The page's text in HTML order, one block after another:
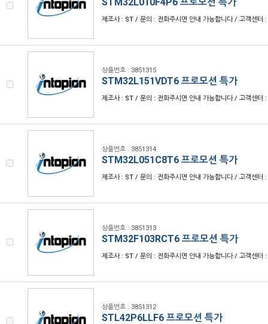
제조사 : ST / 문의 : 전화주시면 안내 가능합니다 / 고객센터
상품번호 : 3851315
STM32L151VDT6 프로모션 특가
제조사 : ST / 문의 : 전화주시면 안내 가능합니다 / 고객센터
상품번호 : 3851314
STM32L051C8T6 프로모션 특가
제조사 : ST / 문의 : 전화주시면 안내 가능합니다 / 고객센터
상품번호 : 3851313
STM32F103RCT6 프로모션 특가
제조사 : ST / 문의 : 전화주시면 안내 가능합니다 / 고객센터
상품번호 : 3851312
STL42P6LLF6 프로모션 특가